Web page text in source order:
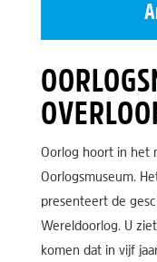
Oorlog hoort in het
Oorlogsmuseum.
presenteert de
Wereldoorlog. U
komen dat in vijf